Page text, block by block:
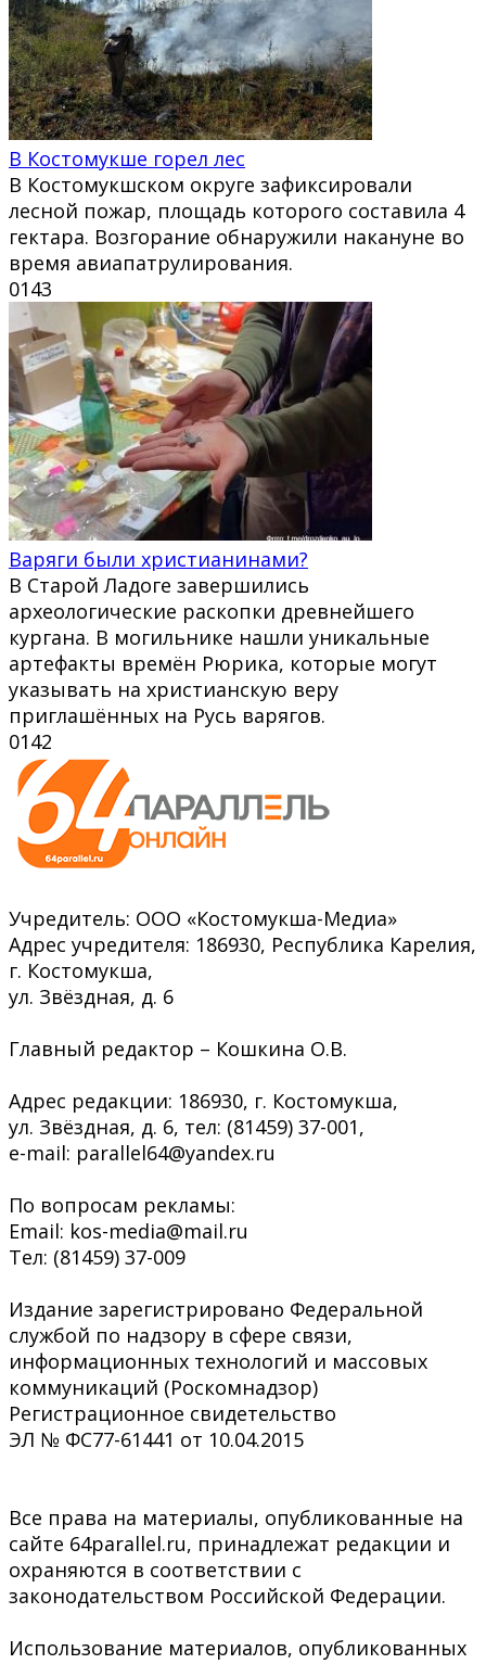
В Костомукше горел лес
В Костомукшском округе зафиксировали
лесной пожар, площадь которого составила 4
гектара. Возгорание обнаружили накануне во
время авиапатрулирования.
0143
Варяги были христианинами?
В Старой Ладоге завершились
археологические раскопки древнейшего
кургана. В могильнике нашли уникальные
артефакты времён Рюрика, которые могут
указывать на христианскую веру
приглашённых на Русь варягов.
0142
Учредитель: ООО «Костомукша-Медиа»
Адрес учредителя: 186930, Республика Карелия,
г. Костомукша,
ул. Звёздная, д. 6
Главный редактор – Кошкина О.В.
Адрес редакции: 186930, г. Костомукша,
ул. Звёздная, д. 6, тел: (81459) 37-001,
e-mail: parallel64@yandex.ru
По вопросам рекламы:
Email: kos-media@mail.ru
Тел: (81459) 37-009
Издание зарегистрировано Федеральной
службой по надзору в сфере связи,
информационных технологий и массовых
коммуникаций (Роскомнадзор)
Регистрационное свидетельство
ЭЛ № ФС77-61441 от 10.04.2015
Все права на материалы, опубликованные на
сайте 64parallel.ru, принадлежат редакции и
охраняются в соответствии с
законодательством Российской Федерации.
Использование материалов, опубликованных